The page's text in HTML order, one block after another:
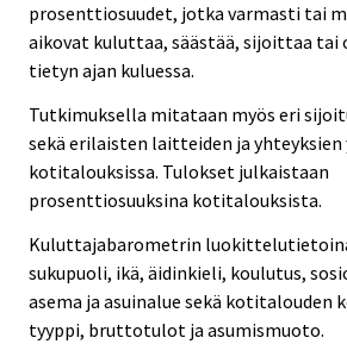
prosenttiosuudet, jotka varmasti tai
aikovat kuluttaa, säästää, sijoittaa tai
tietyn ajan kuluessa.
Tutkimuksella mitataan myös eri
sekä erilaisten laitteiden ja
kotitalouksissa. Tulokset julkaistaan
prosenttiosuuksina kotitalouksista.
Kuluttajabarometrin
sukupuoli, ikä, äidinkieli, koulutus,
asema ja asuinalue sekä kotitalouden
tyyppi, bruttotulot ja asumismuoto.